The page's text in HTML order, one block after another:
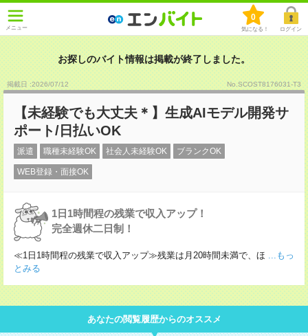
メニュー
0
気になる！ ログイン
お探しのバイト情報は掲載が終了しました。
掲載日 :2026/07/12 No.SCOST8176031-T3
【未経験でも大丈夫＊】生成AIモデル開発サ
ポート/日払いOK
派遣 職種未経験OK 社会人未経験OK ブランクOK
WEB登録・面接OK
1日1時間程の残業で収入アップ！
完全週休二日制！
≪1日1時間程の残業で収入アップ≫残業は月20時間未満で、ほ ...もっ
とみる
あなたの閲覧履歴からのオススメ